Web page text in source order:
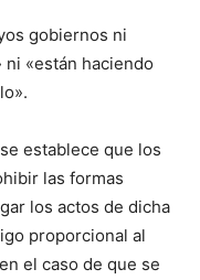
gobiernos ni
«están haciendo
establece que los
las formas
los actos de dicha
proporcional al
el caso de que se